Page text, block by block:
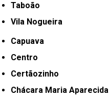
Taboão
Vila Nogueira
Capuava
Centro
Certãozinho
Chácara Maria Aparecida